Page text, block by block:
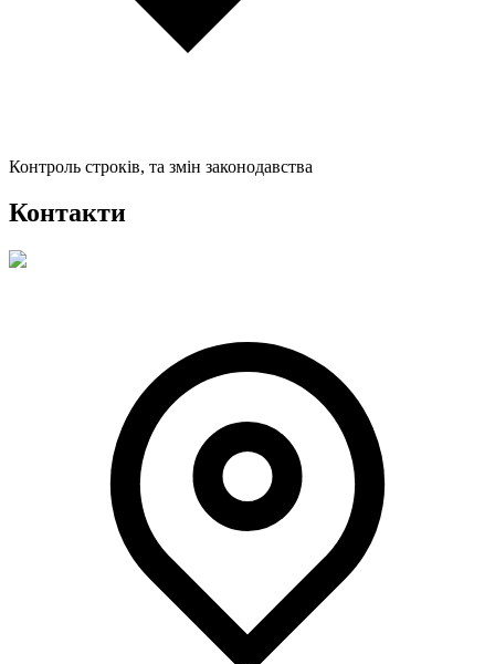
Контроль строків, та змін законодавства
Контакти